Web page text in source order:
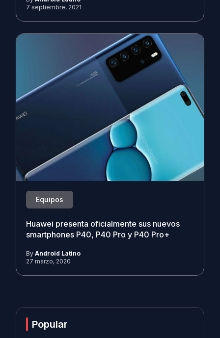
7 septiembre, 2021
Equipos
Huawei presenta oficialmente sus nuevos
smartphones P40, P40 Pro y P40 Pro+
By Android Latino
27 marzo, 2020
Popular